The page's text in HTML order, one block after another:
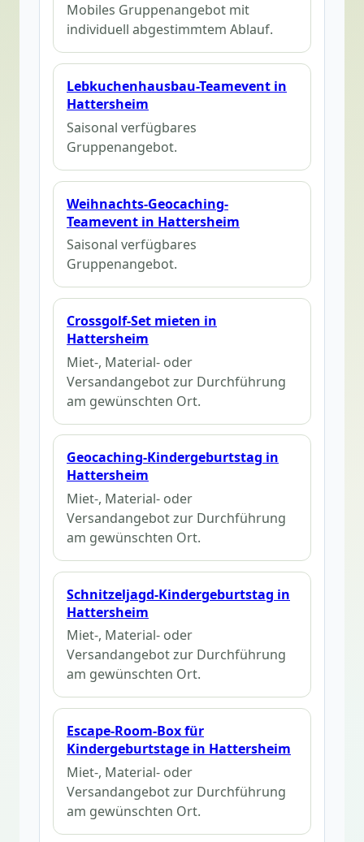
Mobiles Gruppenangebot mit
individuell abgestimmtem Ablauf.
Lebkuchenhausbau-Teamevent in
Hattersheim
Saisonal verfügbares
Gruppenangebot.
Weihnachts-Geocaching-
Teamevent in Hattersheim
Saisonal verfügbares
Gruppenangebot.
Crossgolf-Set mieten in
Hattersheim
Miet-, Material- oder
Versandangebot zur Durchführung
am gewünschten Ort.
Geocaching-Kindergeburtstag in
Hattersheim
Miet-, Material- oder
Versandangebot zur Durchführung
am gewünschten Ort.
Schnitzeljagd-Kindergeburtstag in
Hattersheim
Miet-, Material- oder
Versandangebot zur Durchführung
am gewünschten Ort.
Escape-Room-Box für
Kindergeburtstage in Hattersheim
Miet-, Material- oder
Versandangebot zur Durchführung
am gewünschten Ort.